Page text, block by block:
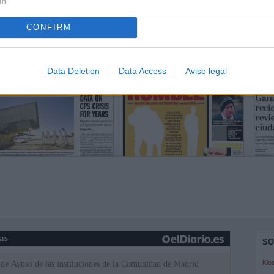
CONFIRM
Data Deletion Data Access Aviso legal
Ayuso de las instituciones de la Comunidad de Madrid